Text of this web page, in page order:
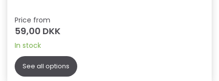
Price from
59,00 DKK
In stock
See all options